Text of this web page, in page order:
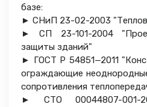
базе:
► СНиП 23-02-2003
► СП 23-101-2004
защиты зданий"
► ГОСТ Р 54851—2011
ограждающие
сопротивления
► СТО 00044807-001-